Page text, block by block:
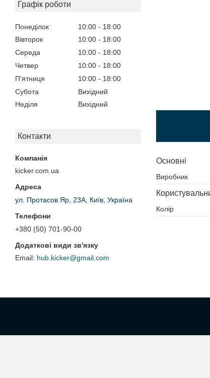
Графік роботи
Понеділок 10:00
18:00
Вівторок
10:00
18:00
Середа
10:00
18:00
Четвер
10:00
18:00
Пʼятниця
10:00
18:00
Субота
Вихідний
Неділя
Вихідний
Контакти
kicker.com.ua
ул. Протасов Яр, 23А, Київ, Україна
+380 (50) 701-90-00
hub.kicker@gmail.com
Основні
Виробник
Колір